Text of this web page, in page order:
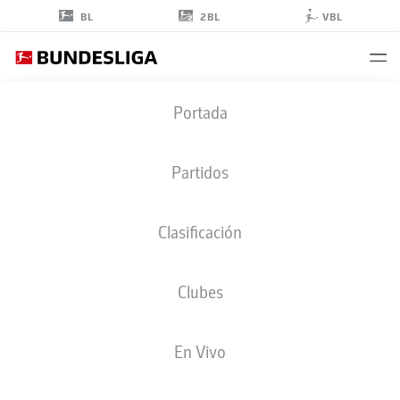
BL 2BL VBL
Portada
Partidos
Clasificación
Clubes
En Vivo